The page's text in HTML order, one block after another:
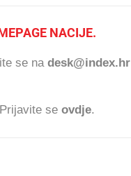
NACIJE.
se na desk@index.hr
se ovdje.